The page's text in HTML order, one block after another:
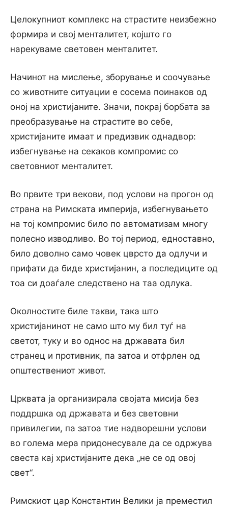
Целокупниот комплекс на страстите неизбежно
формира и свој менталитет, којшто го
нарекуваме световен менталитет.
Начинот на мислење, зборување и соочување
со животните ситуации е сосема поинаков од
оној на христијаните. Значи, покрај борбата за
преобразување на страстите во себе,
христијаните имаат и предизвик однадвор:
избегнување на секаков компромис со
световниот менталитет.
Во првите три векови, под услови на прогон од
страна на Римската империја, избегнувањето
на тој компромис било по автоматизам многу
полесно изводливо. Во тој период, едноставно,
било доволно само човек цврсто да одлучи и
прифати да биде христијанин, а последиците од
тоа си доаѓале следствено на таа одлука.
Околностите биле такви, така што
христијанинот не само што му бил туѓ на
светот, туку и во однос на државата бил
странец и противник, па затоа и отфрлен од
општествениот живот.
Црквата ја организирала својата мисија без
поддршка од државата и без световни
привилегии, па затоа тие надворешни услови
во голема мера придонесувале да се одржува
свеста кај христијаните дека „не се од овој
свет“.
Римскиот цар Константин Велики ја преместил